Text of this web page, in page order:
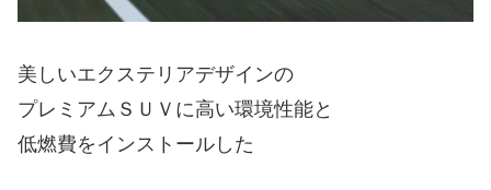
美しいエクステリアデザインの
プレミアムＳＵＶに高い環境性能と
低燃費をインストールした